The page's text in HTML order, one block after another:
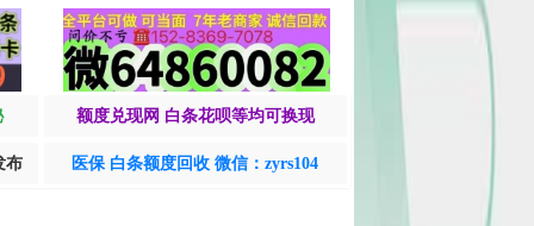
额度兑现网 白条花呗等均可换现
布 医保 白条额度回收 微信：zyrs104